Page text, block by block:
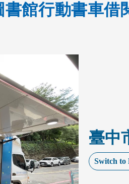
書館行動書車借
臺中
Switch to